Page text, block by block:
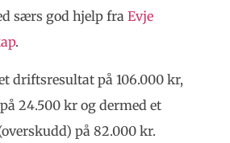
særs god hjelp fra Evje
.
driftsresultat på 106.000 kr,
24.500 kr og dermed et
på 82.000 kr.